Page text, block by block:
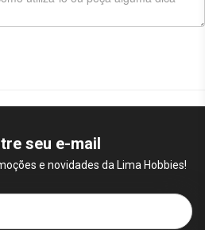
seu e-mail
e novidades da Lima Hobbies!